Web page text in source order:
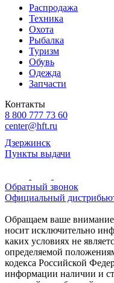
Распродажа
Техника
Охота
Рыбалка
Туризм
Обувь
Одежда
Запчасти
Контакты
8 800 777 73 60
center@hft.ru
Дзержинск
Пункты выдачи
Обратный звонок
Официальный
Обращаем ваше внимание
носит исключительно
каких условиях не
определяемой
кодекса Российской
информации наличии и